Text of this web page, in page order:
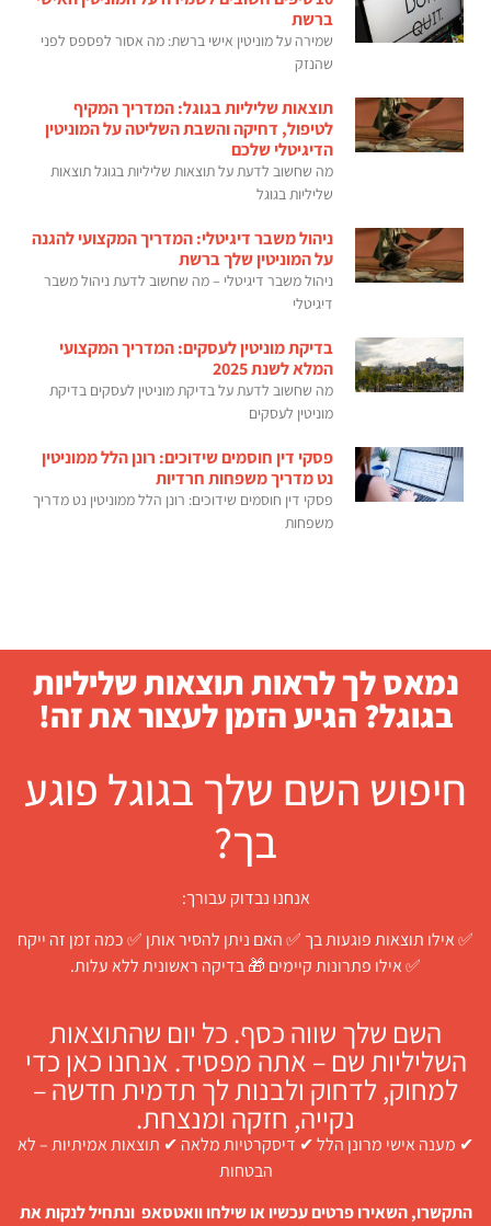
ברשת
שמירה על מוניטין אישי ברשת: מה אסור לפספס לפני
שהנזק
תוצאות שליליות בגוגל: המדריך המקיף
לטיפול, דחיקה והשבת השליטה על המוניטין
הדיגיטלי שלכם
מה שחשוב לדעת על תוצאות שליליות בגוגל תוצאות
שליליות בגוגל
ניהול משבר דיגיטלי: המדריך המקצועי להגנה
על המוניטין שלך ברשת
ניהול משבר דיגיטלי – מה שחשוב לדעת ניהול משבר
דיגיטלי
בדיקת מוניטין לעסקים: המדריך המקצועי
המלא לשנת 2025
מה שחשוב לדעת על בדיקת מוניטין לעסקים בדיקת
מוניטין לעסקים
פסקי דין חוסמים שידוכים: רונן הלל ממוניטין
נט מדריך משפחות חרדיות
פסקי דין חוסמים שידוכים: רונן הלל ממוניטין נט מדריך
משפחות
נמאס לך לראות תוצאות שליליות
בגוגל? הגיע הזמן לעצור את זה!
חיפוש השם שלך בגוגל פוגע
בך?
אנחנו נבדוק עבורך:
✅ אילו תוצאות פוגעות בך ✅ האם ניתן להסיר אותן ✅ כמה זמן זה ייקח
✅ אילו פתרונות קיימים 🎁 בדיקה ראשונית ללא עלות.
השם שלך שווה כסף. כל יום שהתוצאות
השליליות שם – אתה מפסיד. אנחנו כאן כדי
למחוק, לדחוק ולבנות לך תדמית חדשה –
נקייה, חזקה ומנצחת.
✔ מענה אישי מרונן הלל ✔ דיסקרטיות מלאה ✔ תוצאות אמיתיות – לא
הבטחות
התקשרו, השאירו פרטים עכשיו או שילחו וואטסאפ ונתחיל לנקות את